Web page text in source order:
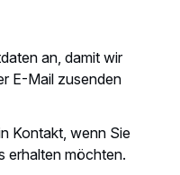
an, damit wir
E-Mail zusenden
Kontakt, wenn Sie
erhalten möchten.